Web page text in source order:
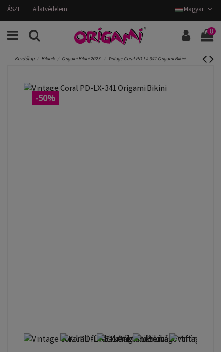
ÁSZF Adatvédelem Magyar
0
Kezdőlap Bikinik Origami Bikini 2023. Vintage Coral PD-LX-341 Origami Bikini
-50%